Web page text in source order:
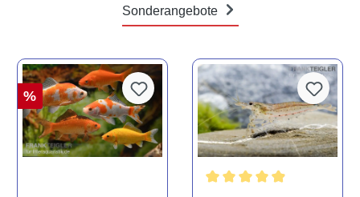
Sonderangebote
%